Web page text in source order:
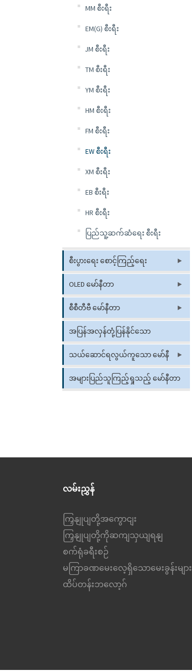
MM စီးရီး
EM(G) စီးရီး
JM စီးရီး
TM စီးရီး
YM စီးရီး
HM စီးရီး
FM စီးရီး
EW စီးရီး
XM စီးရီး
EB စီးရီး
HR စီးရီး
ပြည်သူ့ဆက်ဆံရေး စီးရီး
စီးပွားရေး စောင့်ကြည့်ရေး
OLED မော်နီတာ
စီစီတီဗီ မော်နီတာ
အပြန်အလှန်တုံ့ပြန်နိုင်သော
Whiteboard
သယ်ဆောင်ရလွယ်ကူသော မော်နီ
တာ
အများပြည်သူကြည့်ရှုသည့် မော်နီတာ
လမ်းညွှန်
ကြှနျုပျတို့အကွောငျး
ကြှနျုပျတို့ကိုဆကျသှယျရနျ
စက်ရုံခရီးစဉ်
မကြာခဏမေးလေ့ရှိသောမေးခွန်းများ
ထိပ်တန်းဘလော့ဂ်